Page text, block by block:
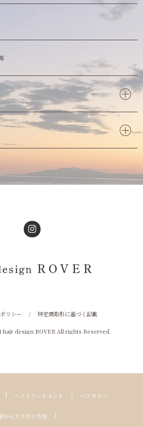
リシー / 特定商取引に基づく記載
design ROVER All rights Reserved.
ヘアトリートメント ヘアカラー
からアクセス方法